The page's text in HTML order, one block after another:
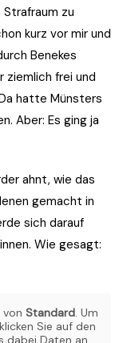
Strafraum zu
kurz vor mir und
Benekes
ziemlich frei und
hatte Münsters
Aber: Es ging ja
ahnt, wie das
gemacht in
sich darauf
Wie gesagt:
von Standard. Um
Sie auf den
dabei Daten an